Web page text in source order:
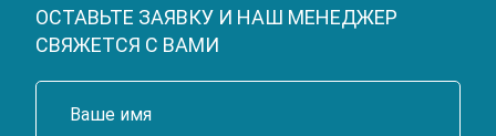
ОСТАВЬТЕ ЗАЯВКУ И НАШ МЕНЕДЖЕР
СВЯЖЕТСЯ С ВАМИ